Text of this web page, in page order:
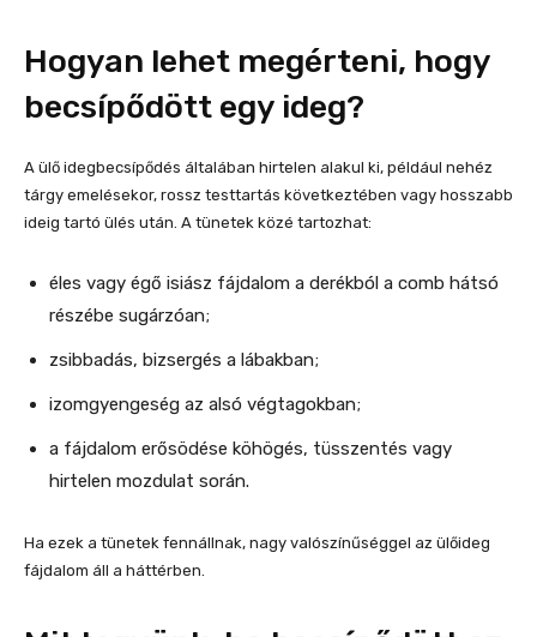
Hogyan lehet megérteni, hogy
becsípődött egy ideg?
A ülő idegbecsípődés általában hirtelen alakul ki, például nehéz
tárgy emelésekor, rossz testtartás következtében vagy hosszabb
ideig tartó ülés után. A tünetek közé tartozhat:
éles vagy égő isiász fájdalom a derékból a comb hátsó
részébe sugárzóan;
zsibbadás, bizsergés a lábakban;
izomgyengeség az alsó végtagokban;
a fájdalom erősödése köhögés, tüsszentés vagy
hirtelen mozdulat során.
Ha ezek a tünetek fennállnak, nagy valószínűséggel az ülőideg
fájdalom áll a háttérben.